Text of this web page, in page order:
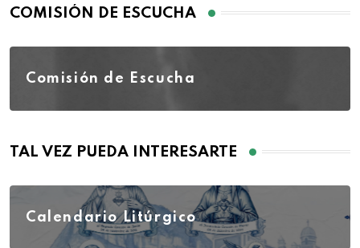
COMISIÓN DE ESCUCHA
Comisión de Escucha
TAL VEZ PUEDA INTERESARTE
Calendario Litúrgico